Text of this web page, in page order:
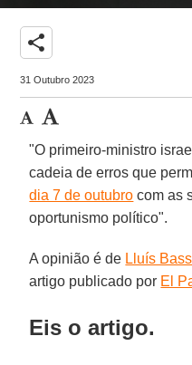
share
31 Outubro 2023
"O primeiro-ministro
cadeia de erros que
dia 7 de outubro com as
oportunismo político".
A opinião é de Lluís
artigo publicado por El
Eis o artigo.